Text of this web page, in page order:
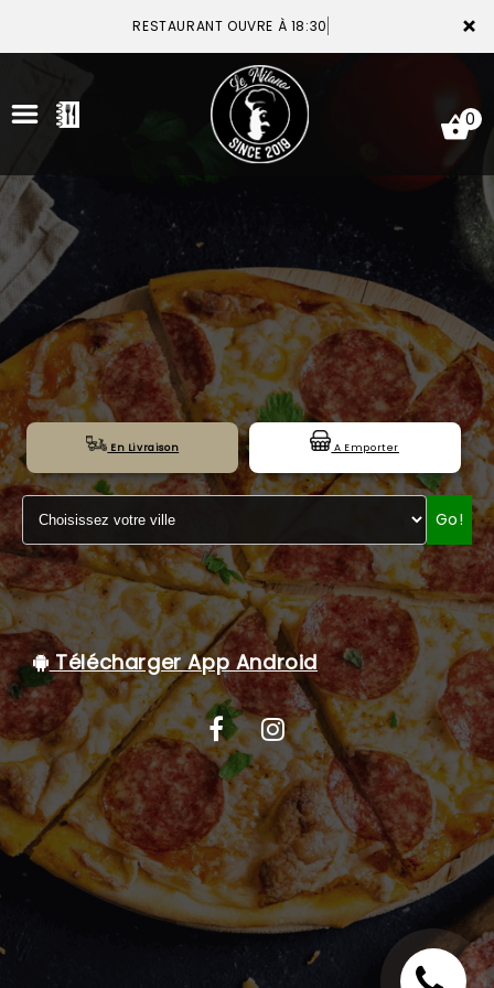
×
RESTAURANT OUVRE À 18:30
ACCUEIL
LA CARTE
VOTRE COMPTE
NOTRE RESTAURANT
VOS AVIS
MENTIONS LÉGALES
C.G.V
0
En Livraison A Emporter
Go!
Télécharger App Android